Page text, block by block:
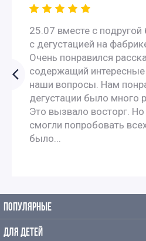
Экскурсии на
Экскурсии с мастер
Тематические
В
25.07 вместе с подругой
с дегустацией на
Очень понравился
содержащий
наши вопросы. Нам
дегустации было много
Это вызвало восторг.
смогли попробовать
было...
ПОПУЛЯРНЫЕ
ДЛЯ ДЕТЕЙ